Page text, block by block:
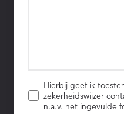
Hierbij geef ik
zekerheidswijzer
n.a.v. het ingevulde